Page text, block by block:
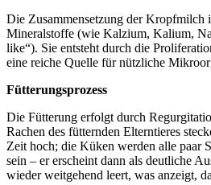
Die Zusammensetzung der Kropfmilch
Mineralstoffe (wie Kalzium, Kalium,
like“). Sie entsteht durch die
eine reiche Quelle für nützliche
Fütterungsprozess
Die Fütterung erfolgt durch
Rachen des fütternden Elterntieres
Zeit hoch; die Küken werden alle paar
sein – er erscheint dann als deutliche
wieder weitgehend leert, was anzeigt,